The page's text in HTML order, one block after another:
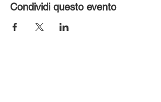
Condividi questo evento